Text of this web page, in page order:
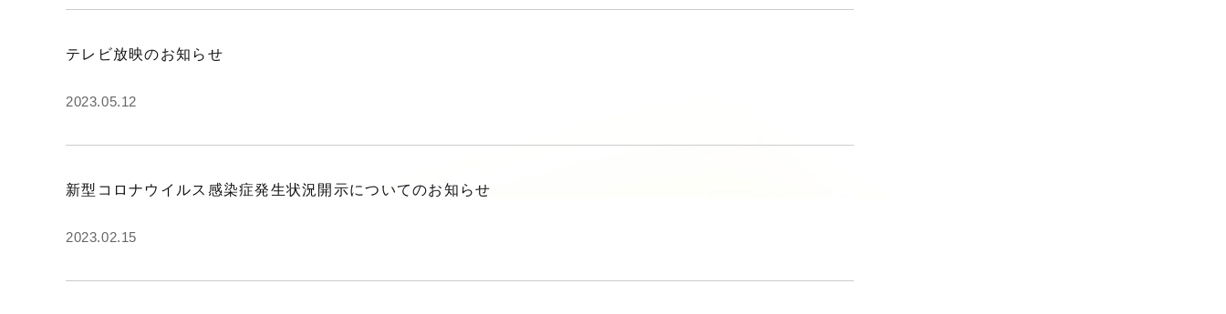
テレビ放映のお知らせ
2023.05.12
新型コロナウイルス感染症発生状況開示についてのお知らせ
2023.02.15